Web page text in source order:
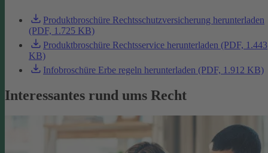
Produktbroschüre Rechtsschutzversicherung herunterladen
(PDF, 1.725 KB)
Produktbroschüre Rechtsservice herunterladen (PDF, 1.443
KB)
Infobroschüre Erbe regeln herunterladen (PDF, 1.912 KB)
Interessantes rund ums Recht